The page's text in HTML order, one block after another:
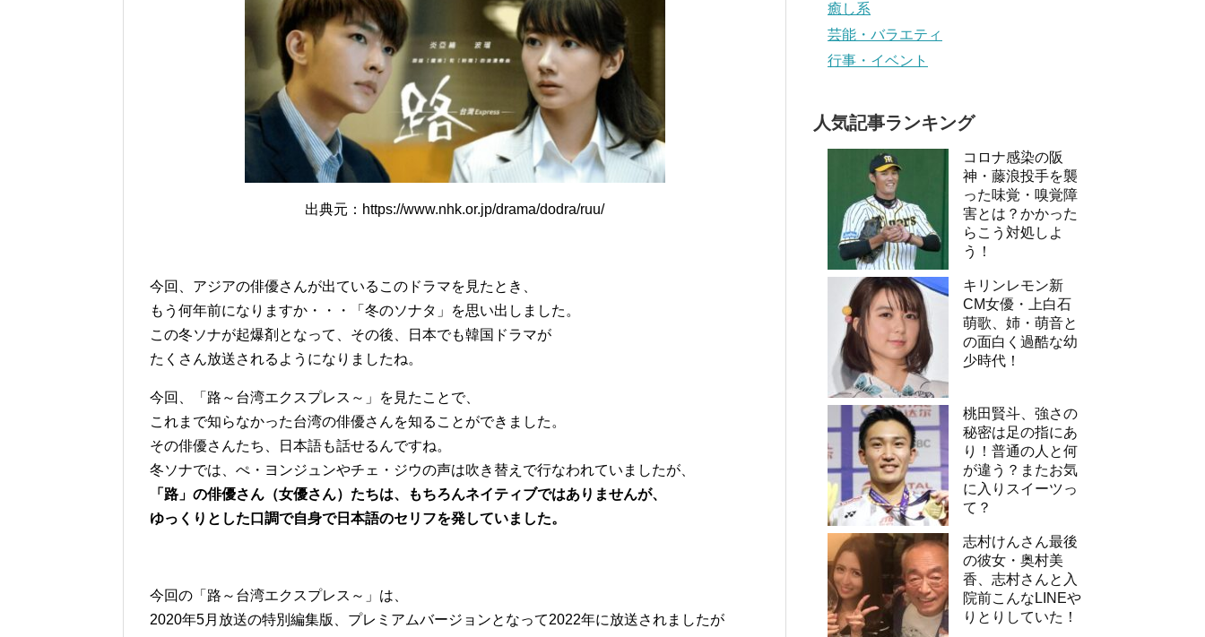
出典元：https://www.nhk.or.jp/drama/dodra/ruu/
今回、アジアの俳優さんが出ているこのドラマを見たとき、
もう何年前になりますか・・・「冬のソナタ」を思い出しました。
この冬ソナが起爆剤となって、その後、日本でも韓国ドラマが
たくさん放送されるようになりましたね。
今回、「路～台湾エクスプレス～」を見たことで、
これまで知らなかった台湾の俳優さんを知ることができました。
その俳優さんたち、日本語も話せるんですね。
冬ソナでは、ぺ・ヨンジュンやチェ・ジウの声は吹き替えで行なわれていましたが、
「路」の俳優さん（女優さん）たちは、もちろんネイティブではありませんが、
ゆっくりとした口調で自身で日本語のセリフを発していました。
今回の「路～台湾エクスプレス～」は、
2020年5月放送の特別編集版、プレミアムバージョンとなって2022年に放送されましたが
癒し系
芸能・バラエティ
行事・イベント
人気記事ランキング
コロナ感染の阪
神・藤浪投手を襲
った味覚・嗅覚障
害とは？かかった
らこう対処しよ
う！
キリンレモン新
CM女優・上白石
萌歌、姉・萌音と
の面白く過酷な幼
少時代！
桃田賢斗、強さの
秘密は足の指にあ
り！普通の人と何
が違う？またお気
に入りスイーツっ
て？
志村けんさん最後
の彼女・奥村美
香、志村さんと入
院前こんなLINEや
りとりしていた！